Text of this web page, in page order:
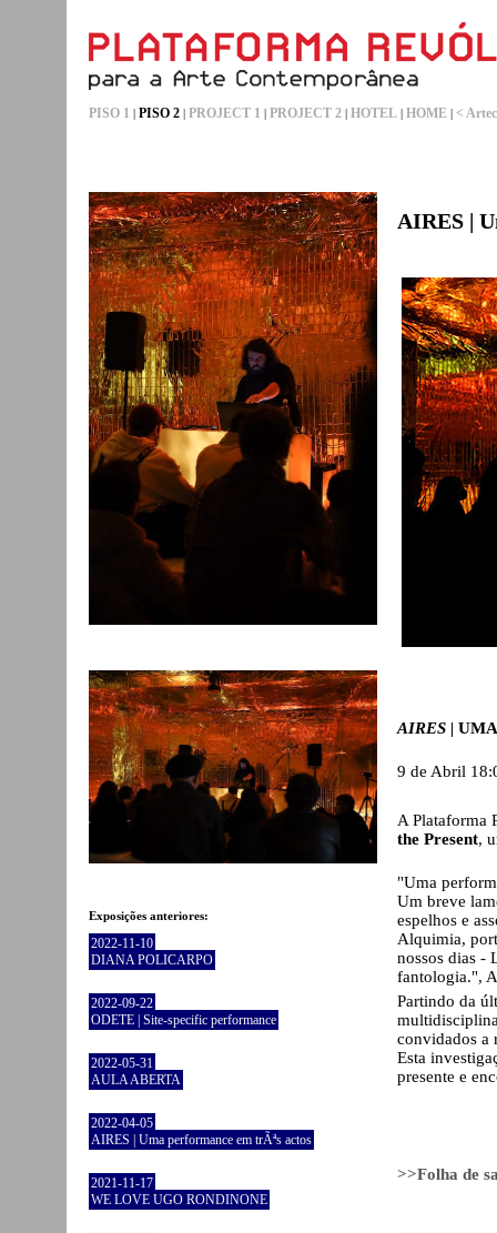
PISO 1 | PISO 2 | PROJECT 1 | PROJECT 2 | HOTEL | HOME | <
Exposições anteriores:
2022-11-10
DIANA POLICARPO
2022-09-22
ODETE | Site-specific performance
2022-05-31
AULA ABERTA
2022-04-05
AIRES | Uma performance em trÃªs actos
2021-11-17
WE LOVE UGO RONDINONE
AIRES |
AIRES | U
9 de Abril
A Plataforma
the Present,
"Uma
Um breve
espelhos e
Alquimia,
nossos dias -
fantologia.",
Partindo da
convidados a
Esta
presente e
>>Folha de